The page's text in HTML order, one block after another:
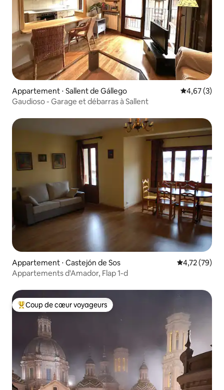
Appartement ⋅ Sallent de Gállego Évaluation
4,67 (3)
Gaudioso - Garage et débarras à Sallent
Appartement ⋅ Castejón de Sos Évaluation
4,72 (79)
Appartements d'Amador, Flap 1-d
Coups de cœur voyageurs les plus appréciés
Coup de cœur voyageurs